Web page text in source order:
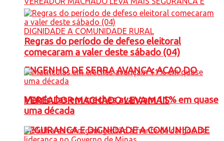
ENGENHO DE SERRA AVANÇA: ACAO DO
VEREADOR MACHADO LEVA MAIS
SEGURANCA E DIGNIDADE A COMUNIDADE
Regras do período de defeso eleitoral
comecaram a valer deste sábado (04)
Matrículas em creches avançam 11% em quase
uma década